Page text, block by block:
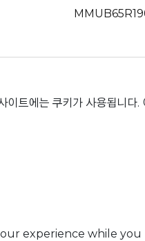
이트에는 쿠키가 사용됩니다
experience while